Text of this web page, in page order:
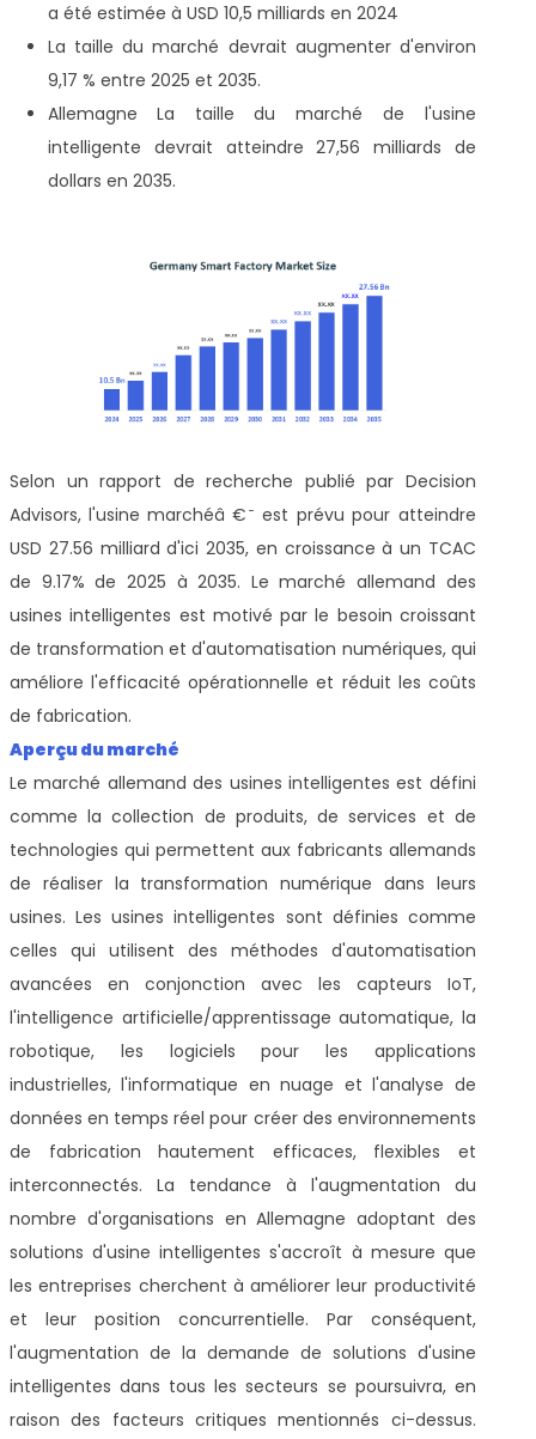
a été estimée à USD 10,5 milliards en 2024
La taille du marché devrait augmenter d'environ
9,17 % entre 2025 et 2035.
Allemagne
La taille du marché de l'usine
intelligente devrait atteindre 27,56 milliards de
dollars en 2035.
Selon un rapport de recherche publié par Decision
Advisors, l'usine marchéâ € ̄ est prévu pour atteindre
USD 27.56 milliard d'ici 2035, en croissance à un TCAC
de 9.17% de 2025 à 2035. Le marché allemand des
usines intelligentes est motivé par le besoin croissant
de transformation et d'automatisation numériques, qui
améliore l'efficacité opérationnelle et réduit les coûts
de fabrication.
Aperçu du marché
Le marché allemand des usines intelligentes est défini
comme la collection de produits, de services et de
technologies qui permettent aux fabricants allemands
de réaliser la transformation numérique dans leurs
usines. Les usines intelligentes sont définies comme
celles qui utilisent des méthodes d'automatisation
avancées en conjonction avec les capteurs IoT,
l'intelligence artificielle/apprentissage automatique, la
robotique, les logiciels pour les applications
industrielles, l'informatique en nuage et l'analyse de
données en temps réel pour créer des environnements
de fabrication hautement efficaces, flexibles et
interconnectés. La tendance à l'augmentation du
nombre d'organisations en Allemagne adoptant des
solutions d'usine intelligentes s'accroît à mesure que
les entreprises cherchent à améliorer leur productivité
et leur position concurrentielle. Par conséquent,
l'augmentation de la demande de solutions d'usine
intelligentes dans tous les secteurs se poursuivra, en
raison des facteurs critiques mentionnés ci-dessus.